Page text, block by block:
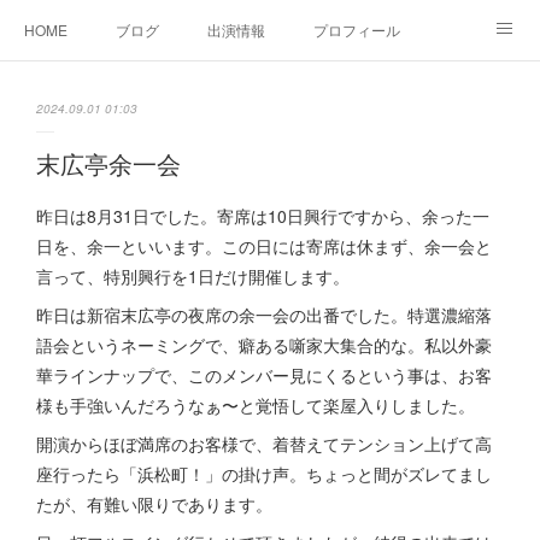
HOME ブログ 出演情報 プロフィール
2024.09.01 01:03
末広亭余一会
昨日は8月31日でした。寄席は10日興行ですから、余った一
日を、余一といいます。この日には寄席は休まず、余一会と
言って、特別興行を1日だけ開催します。
昨日は新宿末広亭の夜席の余一会の出番でした。特選濃縮落
語会というネーミングで、癖ある噺家大集合的な。私以外豪
華ラインナップで、このメンバー見にくるという事は、お客
様も手強いんだろうなぁ〜と覚悟して楽屋入りしました。
開演からほぼ満席のお客様で、着替えてテンション上げて高
座行ったら「浜松町！」の掛け声。ちょっと間がズレてまし
たが、有難い限りであります。